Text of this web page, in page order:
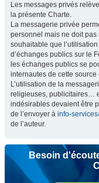
Les messages privés
la présente Charte.
La messagerie privée
personnel mais ne doit
souhaitable que
d’échanges publics sur le
les échanges publics se
internautes de cette source
L’utilisation de la
religieuses, publicitaires…
indésirables devaient être
de l’envoyer à info-
de l’auteur.
Besoin